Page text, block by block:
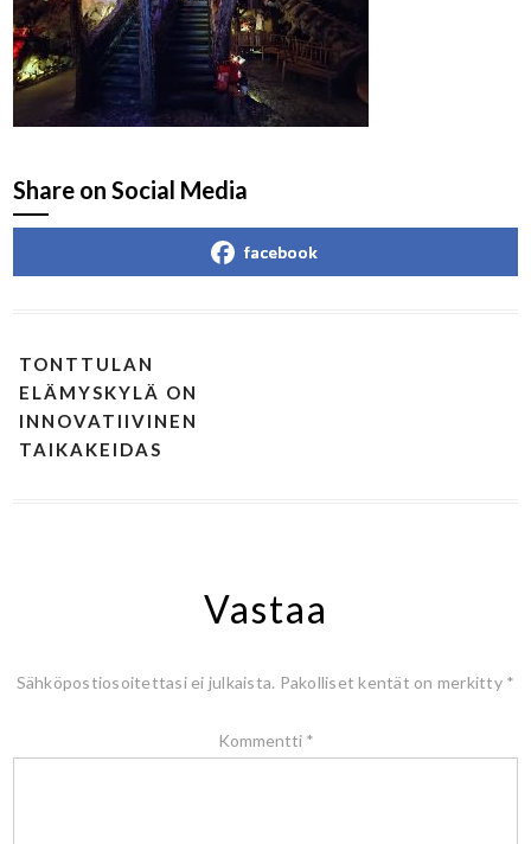
Share on Social Media
facebook
TONTTULAN
ELÄMYSKYLÄ ON
INNOVATIIVINEN
TAIKAKEIDAS
Vastaa
Sähköpostiosoitettasi ei julkaista. Pakolliset kentät on merkitty *
Kommentti *